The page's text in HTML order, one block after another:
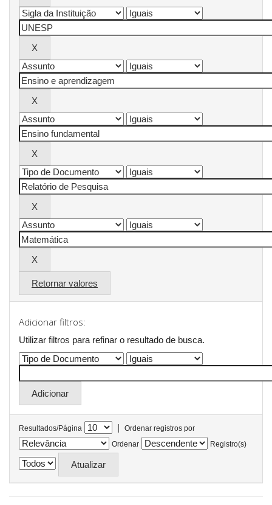
Retornar valores
Adicionar filtros:
Utilizar filtros para refinar o resultado de busca.
Resultados/Página |
Ordenar registros por
Ordenar
Registro(s)